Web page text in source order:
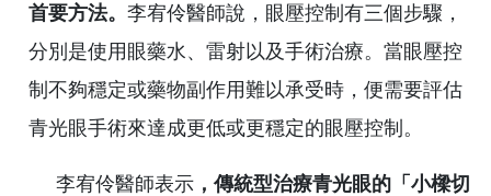
首要方法。 李宥伶醫師說，眼壓控制有三個步驟，
分別是使用眼藥水、雷射以及手術治療。當眼壓控
制不夠穩定或藥物副作用難以承受時，便需要評估
青光眼手術來達成更低或更穩定的眼壓控制。
李宥伶醫師表示 ，傳統型治療青光眼的「小樑切